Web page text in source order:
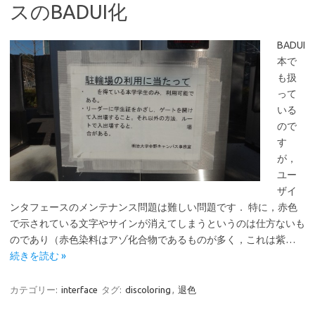
スのBADUI化
BADUI
本で
も扱
って
いる
ので
す
が，
ユー
ザイ
ンタフェースのメンテナンス問題は難しい問題です． 特に，赤色
で示されている文字やサインが消えてしまうというのは仕方ないも
のであり（赤色染料はアゾ化合物であるものが多く，これは紫…
続きを読む »
カテゴリー: interface タグ: discoloring , 退色